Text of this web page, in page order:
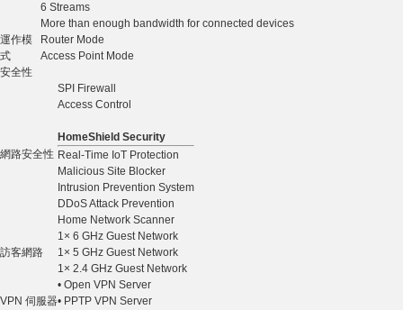
6 Streams
More than enough bandwidth for connected devices
運作模
式
Router Mode
Access Point Mode
安全性
網路安全性
SPI Firewall
Access Control
HomeShield Security
Real-Time IoT Protection
Malicious Site Blocker
Intrusion Prevention System
DDoS Attack Prevention
Home Network Scanner
訪客網路
1× 6 GHz Guest Network
1× 5 GHz Guest Network
1× 2.4 GHz Guest Network
VPN 伺服器
• Open VPN Server
• PPTP VPN Server